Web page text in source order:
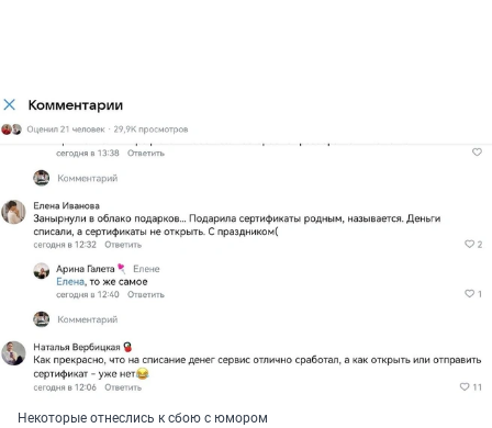
Некоторые отнеслись к сбою с юмором